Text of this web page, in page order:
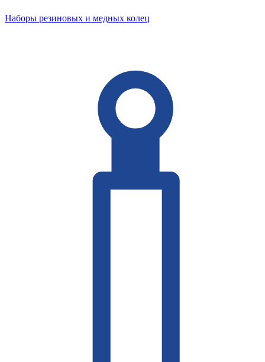
Наборы резиновых и медных колец